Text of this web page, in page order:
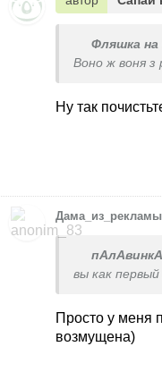
Фляшка
Воно ж воня з
Ну так
Дама_из_рекламы
пАлАвинкА
вы как
Просто у меня
возмущена)